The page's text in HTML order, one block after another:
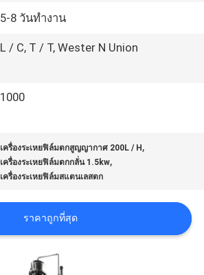
5-8 วันทำงาน
L / C, T / T, Wester N Union
1000
เครื่องระเหยฟิล์มตกสูญญากาศ 200L / H ,
เครื่องระเหยฟิล์มตกกลั่น 1.5kw,
เครื่องระเหยฟิล์มสแตนเลสตก
ราคาถูกที่สุด